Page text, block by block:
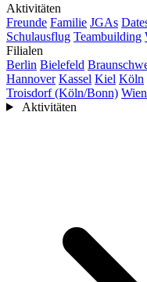
Aktivitäten
Freunde Familie JGAs
Schulausflug Teambuilding
Filialen
Berlin Bielefeld
Hannover Kassel Kiel Köln
Troisdorf (Köln/Bonn)
Aktivitäten